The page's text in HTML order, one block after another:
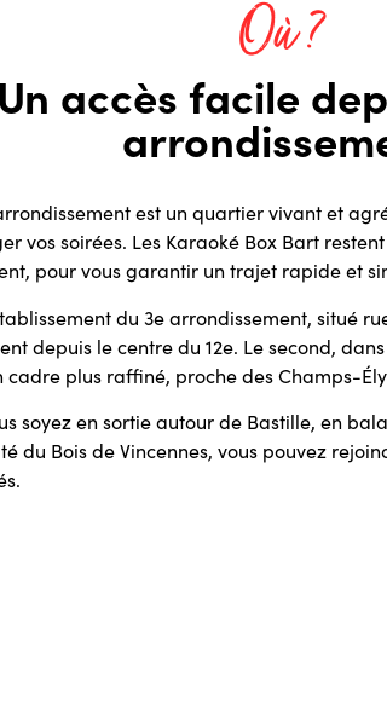
Où ?
Un accès facile
est un quartier vivant et
vos soirées. Les Karaoké Box Bart
pour vous garantir un trajet rapide et
du 3e arrondissement, situé
depuis le centre du 12e. Le second,
cadre plus raffiné, proche des Champs-
soyez en sortie autour de Bastille, en
du Bois de Vincennes, vous pouvez